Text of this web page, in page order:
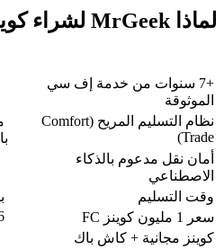
لماذا MrGeek لشراء كوينز فيفا 26 رخيصة
+7 سنوات من خدمة إف سي
الموثوقة
نظام التسليم المريح (Comfort
Trade)
أمان نقل مدعوم بالذكاء
الاصطناعي
وقت التسليم
سعر 1 مليون كوينز FC
كوينز مجانية + كاش باك